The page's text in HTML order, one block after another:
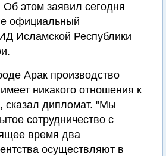
Об этом заявил сегодня
официальный
Исламской Республики
Арак производство
никакого отношения к
сказал дипломат. "Мы
сотрудничество с
время два
осуществляют в